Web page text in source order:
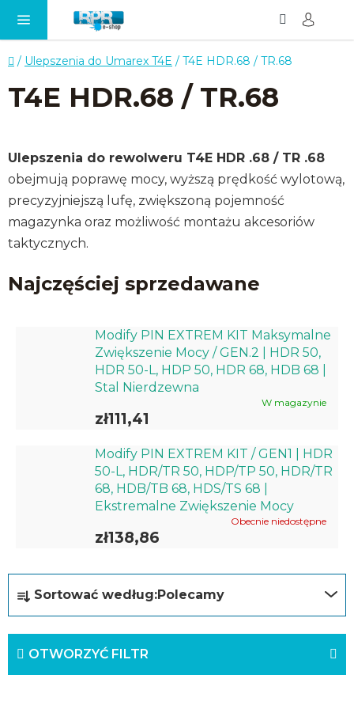
Home
/ Ulepszenia do Umarex T4E / T4E HDR.68 / TR.68
T4E HDR.68 / TR.68
Ulepszenia do rewolweru T4E HDR .68 / TR .68
obejmują poprawę mocy, wyższą prędkość wylotową,
precyzyjniejszą lufę, zwiększoną pojemność
magazynka oraz możliwość montażu akcesoriów
taktycznych.
Najczęściej sprzedawane
Modify PIN EXTREM KIT Maksymalne
Zwiększenie Mocy / GEN.2 | HDR 50,
HDR 50-L, HDP 50, HDR 68, HDB 68 |
Stal Nierdzewna
W magazynie
zł111,41
Modify PIN EXTREM KIT / GEN1 | HDR
50-L, HDR/TR 50, HDP/TP 50, HDR/TR
68, HDB/TB 68, HDS/TS 68 |
Ekstremalne Zwiększenie Mocy
Obecnie niedostępne
zł138,86
r
Sortować według:Polecamy
OTWORZYĆ FILTR